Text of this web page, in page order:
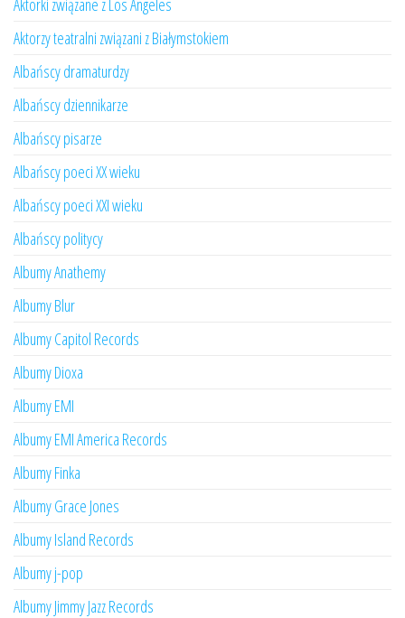
Aktorki związane z Los Angeles
Aktorzy teatralni związani z Białymstokiem
Albańscy dramaturdzy
Albańscy dziennikarze
Albańscy pisarze
Albańscy poeci XX wieku
Albańscy poeci XXI wieku
Albańscy politycy
Albumy Anathemy
Albumy Blur
Albumy Capitol Records
Albumy Dioxa
Albumy EMI
Albumy EMI America Records
Albumy Finka
Albumy Grace Jones
Albumy Island Records
Albumy j-pop
Albumy Jimmy Jazz Records